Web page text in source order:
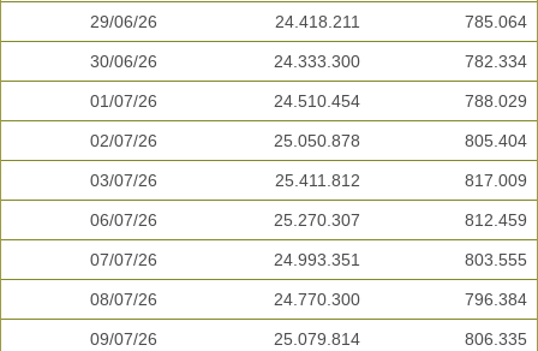
29/06/26 24.418.211 785.064
30/06/26 24.333.300 782.334
01/07/26 24.510.454 788.029
02/07/26 25.050.878 805.404
03/07/26 25.411.812 817.009
06/07/26 25.270.307 812.459
07/07/26 24.993.351 803.555
08/07/26 24.770.300 796.384
09/07/26 25.079.814 806.335